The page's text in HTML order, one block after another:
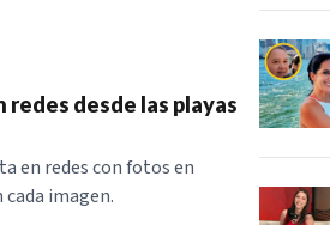
redes desde las playas
en redes con fotos en
imagen.